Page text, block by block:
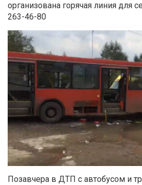
организована горячая линия для
263-46-80
Позавчера в ДТП с автобусом и